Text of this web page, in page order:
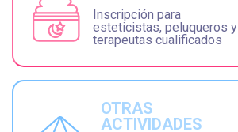
Inscripción para
esteticistas, peluqueros y
terapeutas cualificados
OTRAS
ACTIVIDADES